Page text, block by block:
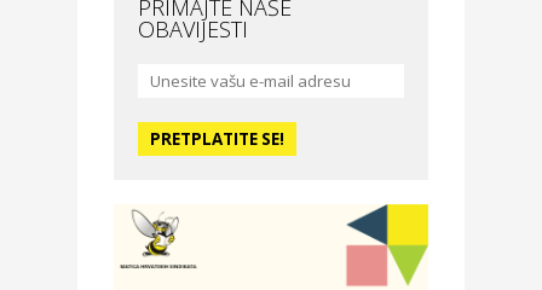
Moda i ljepota
studio – Osijek
Zdravlje i osiguranje
PRIMAJTE NAŠE
OBAVIJESTI